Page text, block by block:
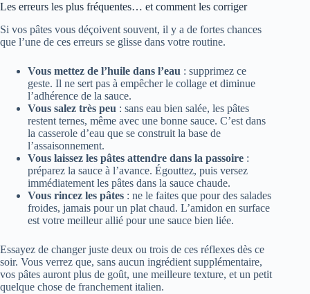
Les erreurs les plus fréquentes… et comment les corriger
Si vos pâtes vous déçoivent souvent, il y a de fortes chances
que l’une de ces erreurs se glisse dans votre routine.
Vous mettez de l’huile dans l’eau : supprimez ce
geste. Il ne sert pas à empêcher le collage et diminue
l’adhérence de la sauce.
Vous salez très peu : sans eau bien salée, les pâtes
restent ternes, même avec une bonne sauce. C’est dans
la casserole d’eau que se construit la base de
l’assaisonnement.
Vous laissez les pâtes attendre dans la passoire :
préparez la sauce à l’avance. Égouttez, puis versez
immédiatement les pâtes dans la sauce chaude.
Vous rincez les pâtes : ne le faites que pour des salades
froides, jamais pour un plat chaud. L’amidon en surface
est votre meilleur allié pour une sauce bien liée.
Essayez de changer juste deux ou trois de ces réflexes dès ce
soir. Vous verrez que, sans aucun ingrédient supplémentaire,
vos pâtes auront plus de goût, une meilleure texture, et un petit
quelque chose de franchement italien.